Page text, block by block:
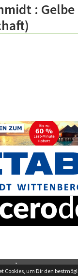
:
soccero.de
Cookies, um Dir den